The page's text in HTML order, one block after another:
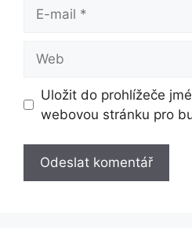
mail
Uložit do prohlížeče
webovou stránku pro